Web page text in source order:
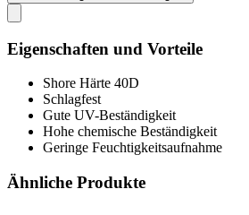
Eigenschaften und Vorteile
Shore Härte 40D
Schlagfest
Gute UV-Beständigkeit
Hohe chemische Beständigkeit
Geringe Feuchtigkeitsaufnahme
Ähnliche Produkte